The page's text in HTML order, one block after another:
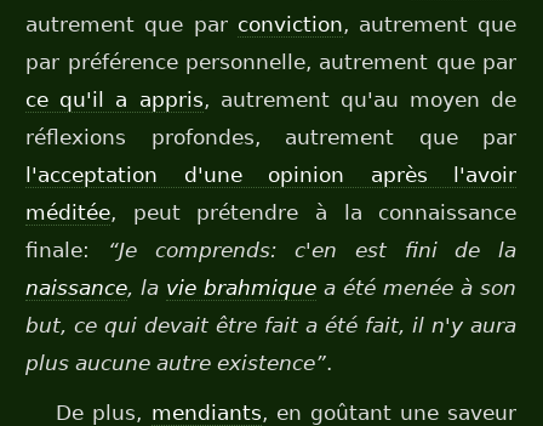
autrement que par conviction, autrement que
par préférence personnelle, autrement que par
ce qu'il a appris, autrement qu'au moyen de
réflexions profondes, autrement que par
l'acceptation d'une opinion après l'avoir
méditée, peut prétendre à la connaissance
finale:
“Je comprends: c'en est fini de la
naissance, la vie brahmique a été menée à son
but, ce qui devait être fait a été fait, il n'y aura
plus aucune autre existence”.
De plus, mendiants, en goûtant une saveur